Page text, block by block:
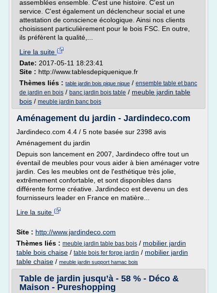
assemblées ensemble. C'est une histoire. C'est un
service. C'est également un déclencheur social et une
attestation de conscience écologique. Ainsi nos clients
choisissent particulièrement pour le bois FSC. En outre,
ils préfèrent la qualité,...
Lire la suite
Date: 2017-05-11 18:23:41
Site : http://www.tablesdepiquenique.fr
Thèmes liés : table jardin bois pique nique / ensemble table et banc
de jardin en bois / banc jardin bois table / meuble jardin table
bois / meuble jardin banc bois
Aménagement du jardin - Jardindeco.com
Jardindeco.com 4.4 / 5 note basée sur 2398 avis
Aménagement du jardin
Depuis son lancement en 2007, Jardindeco offre tout un
éventail de meubles pour vous aider à bien aménager votre
jardin. Ces les meubles ont de l'esthétique très jolie,
extrêmement confortable, et sont disponibles dans
différente forme créative. Jardindeco est devenu un des
fournisseurs leader en France en matière...
Lire la suite
Site : http://www.jardindeco.com
Thèmes liés : meuble jardin table bas bois / mobilier jardin
table bois chaise / table bois fer forge jardin / mobilier jardin
table chaise / meuble jardin support hamac bois
Table de jardin jusqu’à - 58 % - Déco &
Maison - Pureshopping